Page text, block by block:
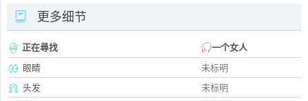
更多细节
正在尋找
一个女人
眼睛
未标明
头发
未标明